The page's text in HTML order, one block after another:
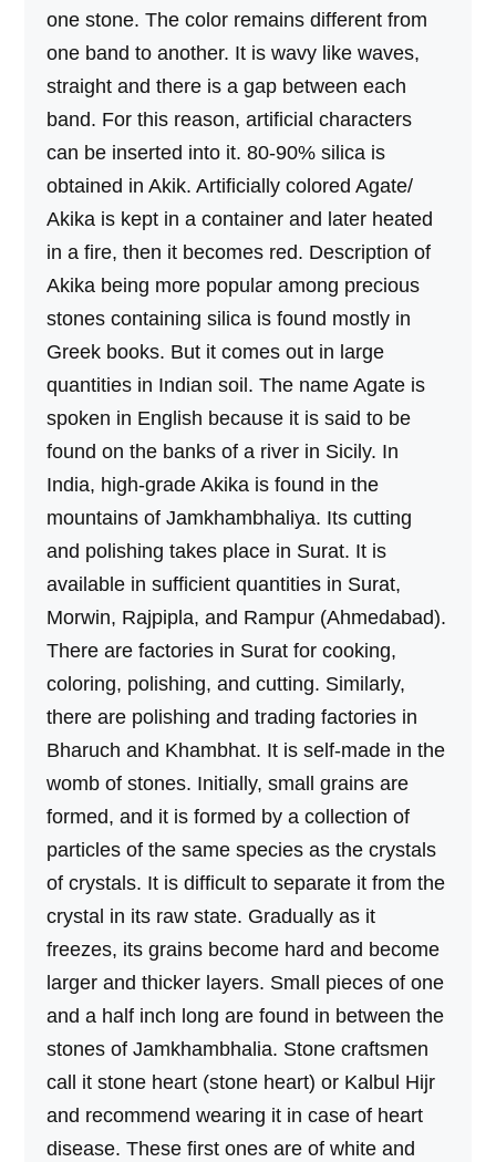
one stone. The color remains different from
one band to another. It is wavy like waves,
straight and there is a gap between each
band. For this reason, artificial characters
can be inserted into it. 80-90% silica is
obtained in Akik. Artificially colored Agate/
Akika is kept in a container and later heated
in a fire, then it becomes red. Description of
Akika being more popular among precious
stones containing silica is found mostly in
Greek books. But it comes out in large
quantities in Indian soil. The name Agate is
spoken in English because it is said to be
found on the banks of a river in Sicily. In
India, high-grade Akika is found in the
mountains of Jamkhambhaliya. Its cutting
and polishing takes place in Surat. It is
available in sufficient quantities in Surat,
Morwin, Rajpipla, and Rampur (Ahmedabad).
There are factories in Surat for cooking,
coloring, polishing, and cutting. Similarly,
there are polishing and trading factories in
Bharuch and Khambhat. It is self-made in the
womb of stones. Initially, small grains are
formed, and it is formed by a collection of
particles of the same species as the crystals
of crystals. It is difficult to separate it from the
crystal in its raw state. Gradually as it
freezes, its grains become hard and become
larger and thicker layers. Small pieces of one
and a half inch long are found in between the
stones of Jamkhambhalia. Stone craftsmen
call it stone heart (stone heart) or Kalbul Hijr
and recommend wearing it in case of heart
disease. These first ones are of white and